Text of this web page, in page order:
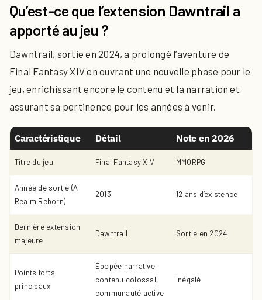
Qu’est-ce que l’extension Dawntrail a
apporté au jeu ?
Dawntrail, sortie en 2024, a prolongé l’aventure de
Final Fantasy XIV en ouvrant une nouvelle phase pour le
jeu, enrichissant encore le contenu et la narration et
assurant sa pertinence pour les années à venir.
Caractéristique Détail Note en 2026
Titre du jeu Final Fantasy XIV MMORPG
Année de sortie (A
Realm Reborn)
2013 12 ans d’existence
Dernière extension
majeure
Dawntrail Sortie en 2024
Points forts
principaux
Épopée narrative,
contenu colossal,
communauté active
Inégalé